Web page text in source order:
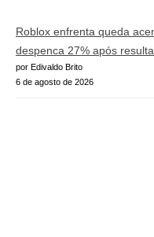
Roblox enfrenta queda
despenca 27% após
por Edivaldo Brito
6 de agosto de 2026